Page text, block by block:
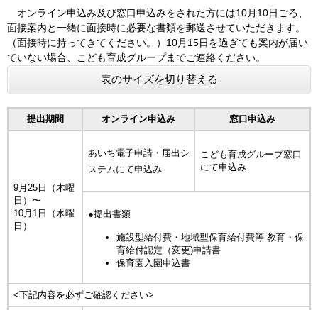
オンライン申込み及び窓口申込みをされた方には10月10日ごろ、
面接案内と一緒に面接時に必要な書類を郵送させていただきます。
（面接時に持ってきてください。）10月15日を過ぎても案内が届い
ていない場合、こども育成グループまでご連絡ください。
表のサイズを切り替える
提出期間 オンライン申込み 窓口申込み
9月25日（木曜
日）〜
10月1日（水曜
日）
あいち電子申請・届出シ
ステムにて申込み
こども育成グループ窓口
にて申込み
●提出書類
施設型給付費・地域型保育給付費等 教育・保
育給付認定（変更)申請書
保育園入園申込書
<下記内容を必ずご確認ください>